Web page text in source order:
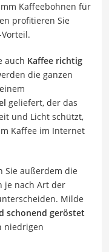
Kaffeebohnen für
profitieren Sie
auch Kaffee richtig
die ganzen
geliefert, der das
und Licht schützt,
Kaffee im Internet
Sie außerdem die
je nach Art der
Milde
schonend geröstet
niedrigen